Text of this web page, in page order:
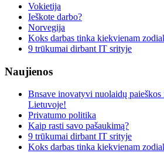
Vokietija
Ieškote darbo?
Norvegija
Koks darbas tinka kiekvienam
9 trūkumai dirbant IT srityje
Naujienos
Bnsave inovatyvi nuolaidų
Lietuvoje!
Privatumo politika
Kaip rasti savo pašaukimą?
9 trūkumai dirbant IT srityje
Koks darbas tinka kiekvienam